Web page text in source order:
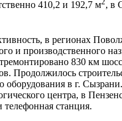
410,2 и 192,7 м , в
в регионах
и производственного
830 км
Продолжилось
оборудования в г.
центра, в
станция.